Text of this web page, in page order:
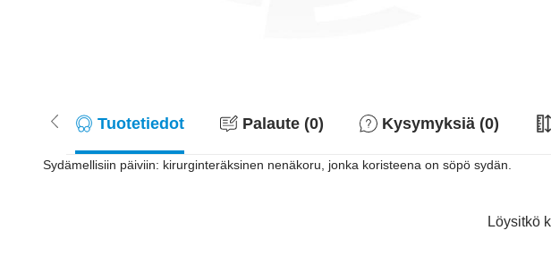
Tuotetiedot Palaute (0) Kysymyksiä (0)
Sydämellisiin päiviin: kirurginteräksinen nenäkoru, jonka koristeena on söpö sydän.
Löysitkö